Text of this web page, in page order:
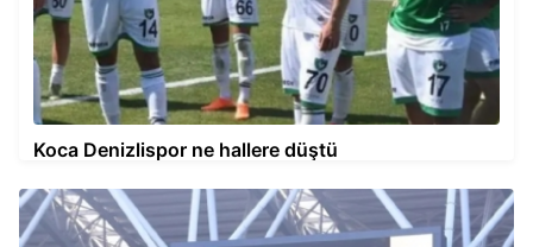
Koca Denizlispor ne hallere düştü